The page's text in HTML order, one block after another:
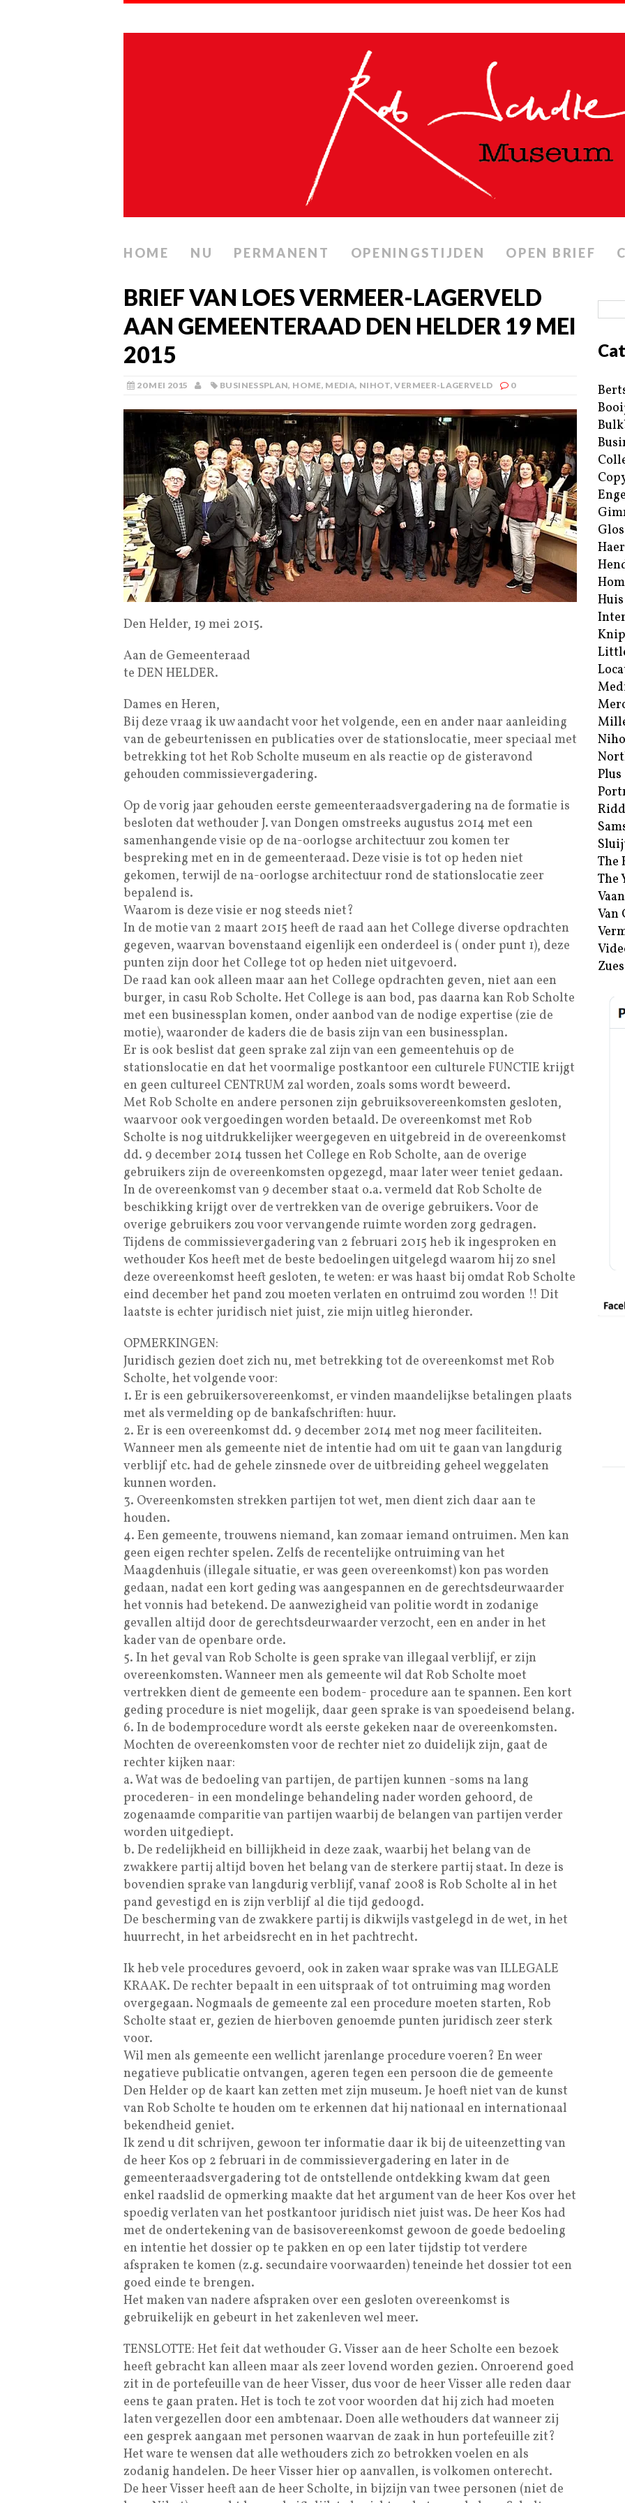
HOME NU PERMANENT OPENINGSTIJDEN OPEN BRIEF
BRIEF VAN LOES VERMEER-LAGERVELD
AAN GEMEENTERAAD DEN HELDER 19 MEI
2015
20 MEI 2015 BUSINESSPLAN, HOME, MEDIA, NIHOT,VERMEER-LAGERVELD 0
Den Helder, 19 mei 2015.
Aan de Gemeenteraad
te DEN HELDER.
Dames en Heren,
Bij deze vraag ik uw aandacht voor het volgende, een en ander naar aanleiding
van de gebeurtenissen en publicaties over de stationslocatie, meer speciaal met
betrekking tot het Rob Scholte museum en als reactie op de gisteravond
gehouden commissievergadering.
Op de vorig jaar gehouden eerste gemeenteraadsvergadering na de formatie is
besloten dat wethouder J. van Dongen omstreeks augustus 2014 met een
samenhangende visie op de na-oorlogse architectuur zou komen ter
bespreking met en in de gemeenteraad. Deze visie is tot op heden niet
gekomen, terwijl de na-oorlogse architectuur rond de stationslocatie zeer
bepalend is.
Waarom is deze visie er nog steeds niet?
In de motie van 2 maart 2015 heeft de raad aan het College diverse opdrachten
gegeven, waarvan bovenstaand eigenlijk een onderdeel is ( onder punt 1), deze
punten zijn door het College tot op heden niet uitgevoerd.
De raad kan ook alleen maar aan het College opdrachten geven, niet aan een
burger, in casu Rob Scholte. Het College is aan bod, pas daarna kan Rob Scholte
met een businessplan komen, onder aanbod van de nodige expertise (zie de
motie), waaronder de kaders die de basis zijn van een businessplan.
Er is ook beslist dat geen sprake zal zijn van een gemeentehuis op de
stationslocatie en dat het voormalige postkantoor een culturele FUNCTIE krijgt
en geen cultureel CENTRUM zal worden, zoals soms wordt beweerd.
Met Rob Scholte en andere personen zijn gebruiksovereenkomsten gesloten,
waarvoor ook vergoedingen worden betaald. De overeenkomst met Rob
Scholte is nog uitdrukkelijker weergegeven en uitgebreid in de overeenkomst
dd. 9 december 2014 tussen het College en Rob Scholte, aan de overige
gebruikers zijn de overeenkomsten opgezegd, maar later weer teniet gedaan.
In de overeenkomst van 9 december staat o.a. vermeld dat Rob Scholte de
beschikking krijgt over de vertrekken van de overige gebruikers. Voor de
overige gebruikers zou voor vervangende ruimte worden zorg gedragen.
Tijdens de commissievergadering van 2 februari 2015 heb ik ingesproken en
wethouder Kos heeft met de beste bedoelingen uitgelegd waarom hij zo snel
deze overeenkomst heeft gesloten, te weten: er was haast bij omdat Rob Scholte
eind december het pand zou moeten verlaten en ontruimd zou worden !! Dit
laatste is echter juridisch niet juist, zie mijn uitleg hieronder.
OPMERKINGEN:
Juridisch gezien doet zich nu, met betrekking tot de overeenkomst met Rob
Scholte, het volgende voor:
1. Er is een gebruikersovereenkomst, er vinden maandelijkse betalingen plaats
met als vermelding op de bankafschriften: huur.
2. Er is een overeenkomst dd. 9 december 2014 met nog meer faciliteiten.
Wanneer men als gemeente niet de intentie had om uit te gaan van langdurig
verblijf etc. had de gehele zinsnede over de uitbreiding geheel weggelaten
kunnen worden.
3. Overeenkomsten strekken partijen tot wet, men dient zich daar aan te
houden.
4. Een gemeente, trouwens niemand, kan zomaar iemand ontruimen. Men kan
geen eigen rechter spelen. Zelfs de recentelijke ontruiming van het
Maagdenhuis (illegale situatie, er was geen overeenkomst) kon pas worden
gedaan, nadat een kort geding was aangespannen en de gerechtsdeurwaarder
het vonnis had betekend. De aanwezigheid van politie wordt in zodanige
gevallen altijd door de gerechtsdeurwaarder verzocht, een en ander in het
kader van de openbare orde.
5. In het geval van Rob Scholte is geen sprake van illegaal verblijf, er zijn
overeenkomsten. Wanneer men als gemeente wil dat Rob Scholte moet
vertrekken dient de gemeente een bodem- procedure aan te spannen. Een kort
geding procedure is niet mogelijk, daar geen sprake is van spoedeisend belang.
6. In de bodemprocedure wordt als eerste gekeken naar de overeenkomsten.
Mochten de overeenkomsten voor de rechter niet zo duidelijk zijn, gaat de
rechter kijken naar:
a. Wat was de bedoeling van partijen, de partijen kunnen -soms na lang
procederen- in een mondelinge behandeling nader worden gehoord, de
zogenaamde comparitie van partijen waarbij de belangen van partijen verder
worden uitgediept.
b. De redelijkheid en billijkheid in deze zaak, waarbij het belang van de
zwakkere partij altijd boven het belang van de sterkere partij staat. In deze is
bovendien sprake van langdurig verblijf, vanaf 2008 is Rob Scholte al in het
pand gevestigd en is zijn verblijf al die tijd gedoogd.
De bescherming van de zwakkere partij is dikwijls vastgelegd in de wet, in het
huurrecht, in het arbeidsrecht en in het pachtrecht.
Ik heb vele procedures gevoerd, ook in zaken waar sprake was van ILLEGALE
KRAAK. De rechter bepaalt in een uitspraak of tot ontruiming mag worden
overgegaan. Nogmaals de gemeente zal een procedure moeten starten, Rob
Scholte staat er, gezien de hierboven genoemde punten juridisch zeer sterk
voor.
Wil men als gemeente een wellicht jarenlange procedure voeren? En weer
negatieve publicatie ontvangen, ageren tegen een persoon die de gemeente
Den Helder op de kaart kan zetten met zijn museum. Je hoeft niet van de kunst
van Rob Scholte te houden om te erkennen dat hij nationaal en internationaal
bekendheid geniet.
Ik zend u dit schrijven, gewoon ter informatie daar ik bij de uiteenzetting van
de heer Kos op 2 februari in de commissievergadering en later in de
gemeenteraadsvergadering tot de ontstellende ontdekking kwam dat geen
enkel raadslid de opmerking maakte dat het argument van de heer Kos over het
spoedig verlaten van het postkantoor juridisch niet juist was. De heer Kos had
met de ondertekening van de basisovereenkomst gewoon de goede bedoeling
en intentie het dossier op te pakken en op een later tijdstip tot verdere
afspraken te komen (z.g. secundaire voorwaarden) teneinde het dossier tot een
goed einde te brengen.
Het maken van nadere afspraken over een gesloten overeenkomst is
gebruikelijk en gebeurt in het zakenleven wel meer.
TENSLOTTE: Het feit dat wethouder G. Visser aan de heer Scholte een bezoek
heeft gebracht kan alleen maar als zeer lovend worden gezien. Onroerend goed
zit in de portefeuille van de heer Visser, dus voor de heer Visser alle reden daar
eens te gaan praten. Het is toch te zot voor woorden dat hij zich had moeten
laten vergezellen door een ambtenaar. Doen alle wethouders dat wanneer zij
een gesprek aangaan met personen waarvan de zaak in hun portefeuille zit?
Het ware te wensen dat alle wethouders zich zo betrokken voelen en als
zodanig handelen. De heer Visser hier op aanvallen, is volkomen onterecht.
De heer Visser heeft aan de heer Scholte, in bijzijn van twee personen (niet de
Plus
The
The
Van